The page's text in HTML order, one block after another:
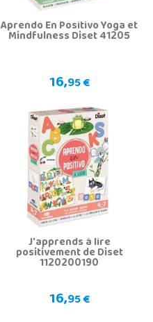
Aprendo En Positivo Yoga et
Mindfulness Diset 41205
16,95 €
J'apprends à lire
positivement de Diset
1120200190
16,95 €